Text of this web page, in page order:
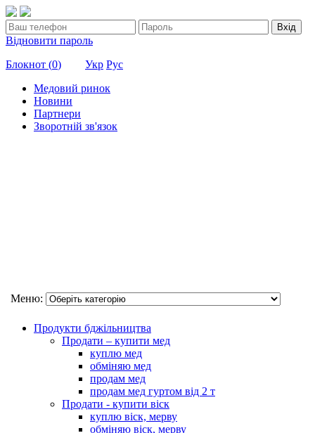
Вхід
Відновити пароль
Блокнот (0) Укр Рус
Медовий ринок
Новини
Партнери
Зворотній зв'язок
Меню:
Продукти бджільництва
Продати – купити мед
куплю мед
обміняю мед
продам мед
продам мед гуртом від 2 т
Продати - купити віск
куплю віск, мерву
обміняю віск, мерву